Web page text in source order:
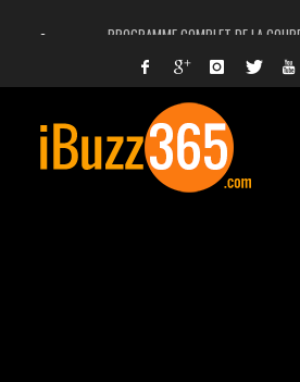
PROGRAMME COMPLET DE LA
FACEBOOK, INSTAGRAM ET WHATSAPP
UNE VIDÉO 4K MONTRE LA PLANÈTE
LANCEMENT DU PREMIER VOL
DÉCÈS DE L’EX-PRÉSIDENT ZINE EL